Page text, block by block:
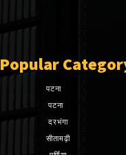
Popular
पटना
पटना
दरभंगा
सीतामढ़ी